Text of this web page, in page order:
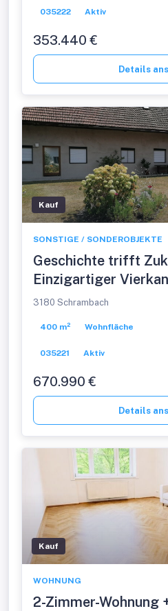
035222 Aktiv
353.440 €
Details
Kauf
SONSTIGE / SONDEROBJEKTE
Geschichte trifft
Einzigartiger
Gasthaus und 4
3180 Schrambach
400 m² Wohnfläche
035221 Aktiv
670.990 €
Details
Kauf
WOHNUNG
2-Zimmer-Wohnung